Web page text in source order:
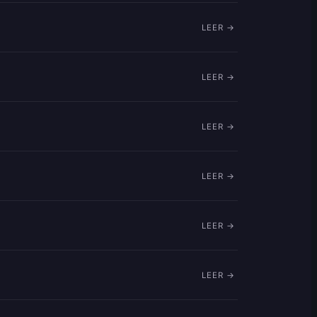
LEER →
LEER →
LEER →
LEER →
LEER →
LEER →